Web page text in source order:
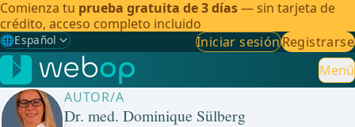
Comienza tu prueba gratuita de 3 días— sin tarjeta de
crédito, acceso completo incluido
🌐Español
Gewählte Sprache: Español
🇩🇪 Alemán
🇬🇧Inglés
Iniciar sesiónRegistrarse
Menú
AUTOR/A
Dr. med. Dominique Sülberg